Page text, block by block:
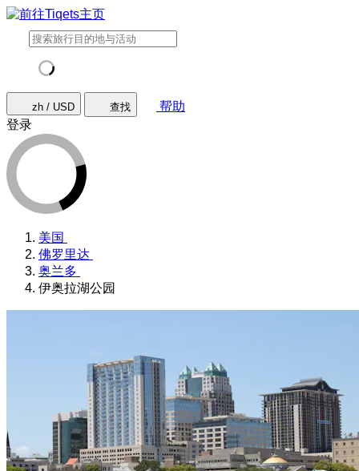
zh / USD 查找
帮助
登录
美国
佛罗里达
奥兰多
伊奥拉湖公园